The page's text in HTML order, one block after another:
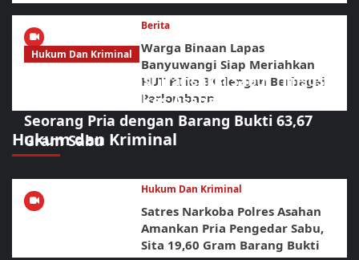
Berita
Warga Binaan Lapas
Banyuwangi Siap Meriahkan
HUT RI ke 81 dengan Berbagai
Perlombaan
Hukum dan Kriminal
Hukum Dan Kriminal
Diduga Jadi Lokasi Transaksi Sabu, Timsus
Anti Narkoba Polres Asahan Amankan
Seorang Pria dengan Barang Bukti 63,67
Gram Sabu
Hukum Dan Kriminal
Satres Narkoba Polres Asahan
Amankan Pria Pengedar Sabu,
Sita 19,60 Gram Barang Bukti